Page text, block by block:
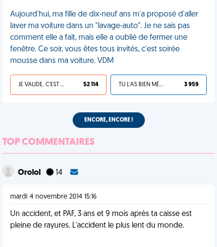
Aujourd'hui, ma fille de dix-neuf ans m'a proposé d'aller
laver ma voiture dans un "lavage-auto". Je ne sais pas
comment elle a fait, mais elle a oublié de fermer une
fenêtre. Ce soir, vous êtes tous invités, c'est soirée
mousse dans ma voiture. VDM
JE VALIDE, C'EST UNE VDM 52 114 TU L'AS BIEN MÉRITÉ 3 959
ENCORE, ENCORE !
TOP COMMENTAIRES
Orolol 14
mardi 4 novembre 2014 15:16
Un accident, et PAF, 3 ans et 9 mois après ta caisse est
pleine de rayures. L'accident le plus lent du monde.